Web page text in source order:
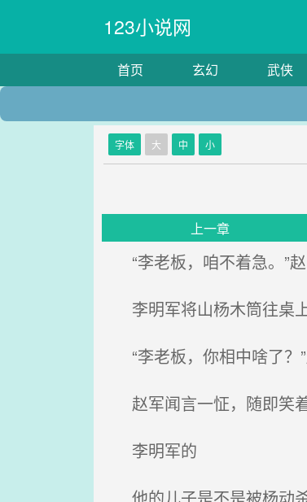
123小说网
首页 玄幻 武侠
字体 大 中 小
上一章
“李老板，咱不着急。”
李明军将山杨木筒往桌
“李老板，你相中啥了？
赵军闻言一怔，随即笑
李明军的